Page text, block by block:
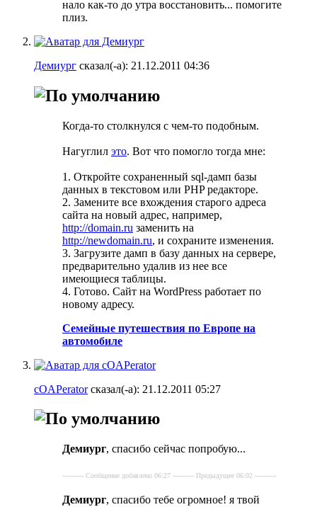
нало как-то до утра восстановить... помогите
плиз.
Демиург сказал(-а): 21.12.2011 04:36
Когда-то столкнулся с чем-то подобным.
Нагуглил это. Вот что помогло тогда мне:
1. Откройте сохраненный sql-дамп базы
данных в текстовом или PHP редакторе.
2. Замените все вхождения старого адреса
сайта на новый адрес, например,
http://domain.ru заменить на
http://newdomain.ru, и сохраните изменения.
3. Загрузите дамп в базу данных на сервере,
предварительно удалив из нее все
имеющиеся таблицы.
4. Готово. Сайт на WordPress работает по
новому адресу.
Семейные путешествия по Европе на
автомобиле
cOAPeratorсказал(-а): 21.12.2011 05:27
Демиург, спасибо сейчас попробую...
---------- Сообщение добавлено 06:27 ---------- Предыдущее 06:02 ----------
Демиург, спасибо тебе огромное! я твой